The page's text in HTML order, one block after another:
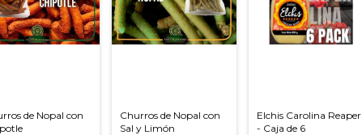
de Nopal con
Churros de Nopal con
Sal y Limón
Elchis Carolina Reaper
- Caja de 6